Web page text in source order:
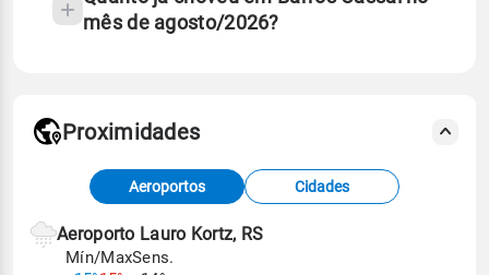
mês de agosto/2026?
Fonte: dados combinados de estações
meteorológicas e satélite do Centro de Previsão
de Tempo e Estudos Climáticos (CPTEC).
Para obter mais informações sobre os dados
Proximidades
Aeroportos Cidades
Aeroporto Lauro Kortz, RS
Mín/MaxSens.